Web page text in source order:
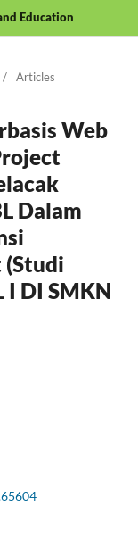
Education
/ Articles
Web
Dalam
(Studi
I DI SMKN